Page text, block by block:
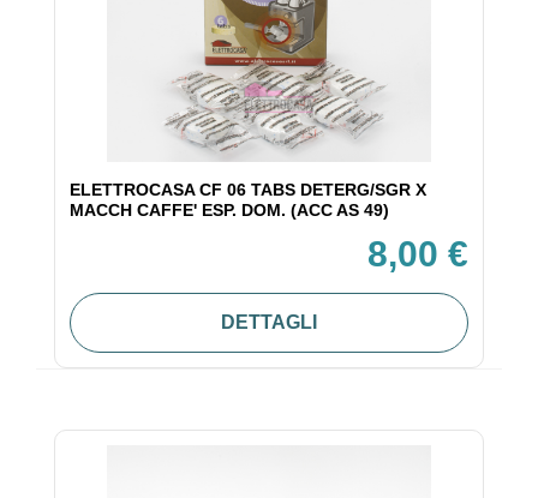
ELETTROCASA CF 06 TABS DETERG/SGR X
MACCH CAFFE' ESP. DOM. (ACC AS 49)
8,00 €
DETTAGLI